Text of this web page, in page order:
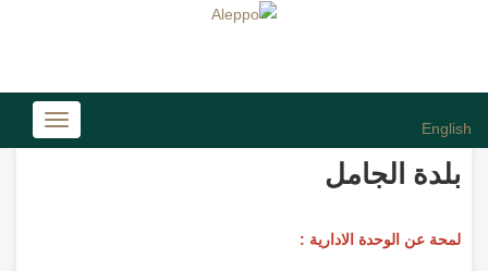
English
Toggle
بلدة الجامل
لمحة عن الوحدة الادارية :